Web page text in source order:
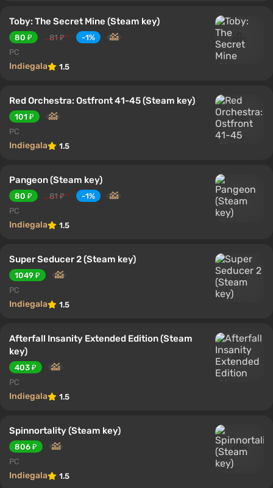
Toby: The Secret Mine (Steam key)
80 ₽ 81 ₽
-1%
PC
Indiegala 1.5
Red Orchestra: Ostfront 41-45 (Steam key)
101 ₽
PC
Indiegala 1.5
Pangeon (Steam key)
80 ₽ 81 ₽
-1%
PC
Indiegala 1.5
Super Seducer 2 (Steam key)
1049 ₽
PC
Indiegala 1.5
Afterfall Insanity Extended Edition (Steam
key)
403 ₽
PC
Indiegala 1.5
Spinnortality (Steam key)
806 ₽
PC
Indiegala 1.5